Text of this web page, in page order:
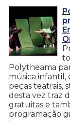
Polytheama
música infantil,
peças teatrais,
desta vez traz
gratuitas e
programação